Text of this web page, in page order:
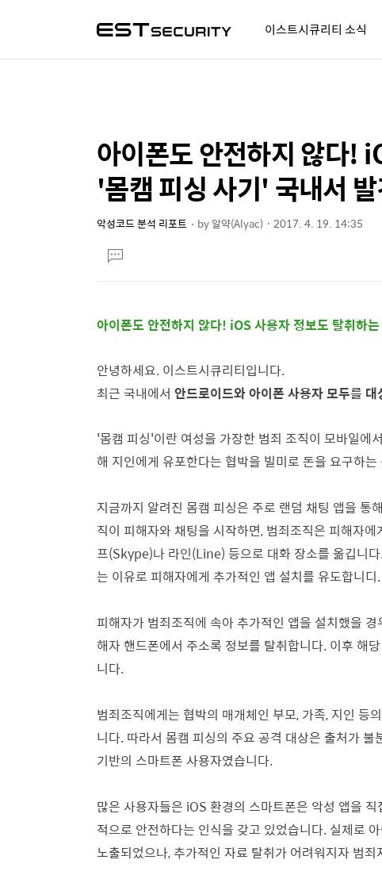
이스트시큐리티 소식
상
세
컨
텐
본
문
제
목
아이폰도 안전하지 않다!
'몸캠 피싱 사기' 국내서
악성코드 분석 리포트 by알약(Alyac) 2017. 4. 19. 14:35
문댓
글
아이폰도 안전하지 않다! iOS 사용자 정보도 탈취하
안녕하세요. 이스트시큐리티입니다.
최근 국내에서 안드로이드와 아이폰 사용자 모두를
'몸캠 피싱'이란 여성을 가장한 범죄 조직이 모바일에
해 지인에게 유포한다는 협박을 빌미로 돈을 요구하
지금까지 알려진 몸캠 피싱은 주로 랜덤 채팅 앱을 통
직이 피해자와 채팅을 시작하면, 범죄조직은 피해자
프(Skype)나 라인(Line) 등으로 대화 장소를 옮깁니
는 이유로 피해자에게 추가적인 앱 설치를 유도합니디.
피해자가 범죄조직에 속아 추가적인 앱을 설치했을
해자 핸드폰에서 주소록 정보를 탈취합니다. 이후 해
니다.
범죄조직에게는 협박의 매개체인 부모, 가족, 지인 등
니다. 따라서 몸캠 피싱의 주요 공격 대상은 출처가
기반의 스마트폰 사용자였습니다.
많은 사용자들은 iOS 환경의 스마트폰은 악성 앱을
적으로 안전하다는 인식을 갖고 있었습니다. 실제로
노출되었으나, 추가적인 자료 탈취가 어려워지자 범